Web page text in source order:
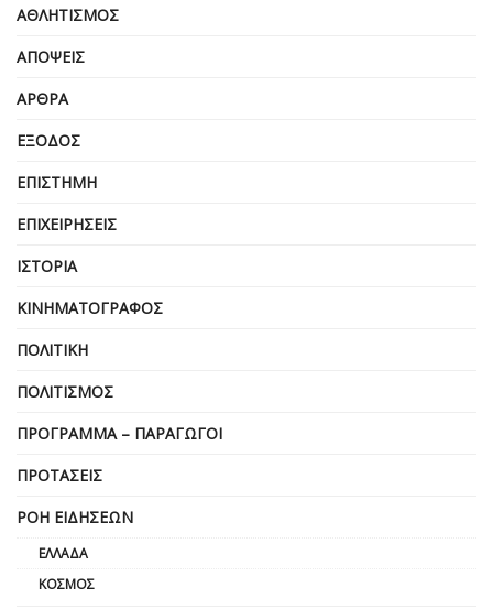
ΑΘΛΗΤΙΣΜΌΣ
ΑΠΌΨΕΙΣ
ΆΡΘΡΑ
ΈΞΟΔΟΣ
ΕΠΙΣΤΉΜΗ
ΕΠΙΧΕΙΡΗΣΕΙΣ
ΙΣΤΟΡΊΑ
ΚΙΝΗΜΑΤΟΓΡΆΦΟΣ
ΠΟΛΙΤΙΚΉ
ΠΟΛΙΤΙΣΜΌΣ
ΠΡΌΓΡΑΜΜΑ – ΠΑΡΑΓΩΓΟΊ
ΠΡΟΤΆΣΕΙΣ
ΡΟΉ ΕΙΔΉΣΕΩΝ
ΕΛΛΆΔΑ
ΚΌΣΜΟΣ